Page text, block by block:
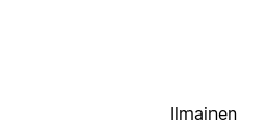
Ilmainen